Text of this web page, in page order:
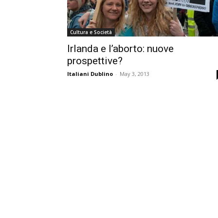
Cultura e Società
Irlanda e l’aborto: nuove
prospettive?
Italiani Dublino - May 3, 2013